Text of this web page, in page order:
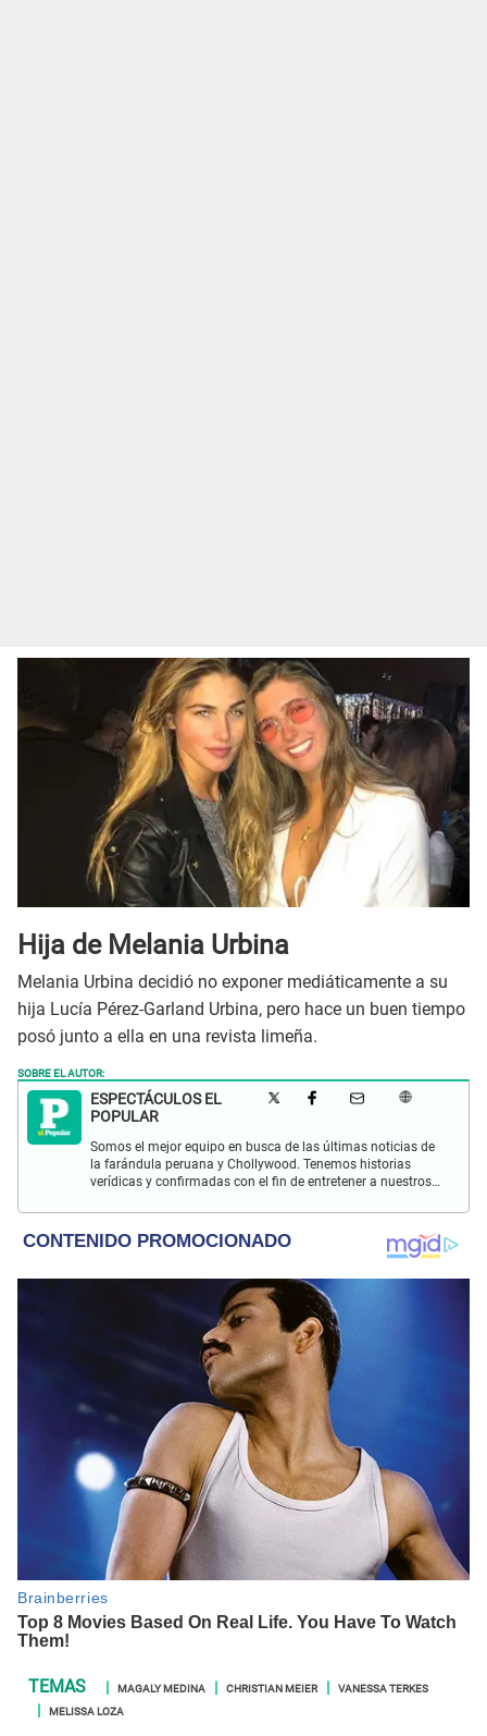
Hija de Melania Urbina
Melania Urbina decidió no exponer mediáticamente a su
hija Lucía Pérez-Garland Urbina, pero hace un buen tiempo
posó junto a ella en una revista limeña.
SOBRE EL AUTOR:
ESPECTÁCULOS EL
POPULAR
Somos el mejor equipo en busca de las últimas noticias de
la farándula peruana y Chollywood. Tenemos historias
verídicas y confirmadas con el fin de entretener a nuestros
MAGALY MEDINA CHRISTIAN MEIER
VANESSA TERKES
MELISSA LOZA